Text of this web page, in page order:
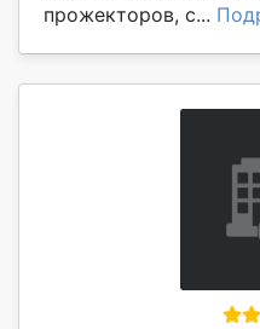
прожекторов, с...